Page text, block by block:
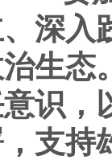
深入
生态
识，
支持